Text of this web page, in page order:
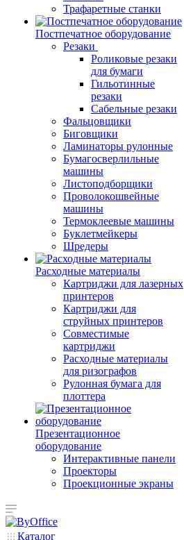
Трафаретные станки
Постпечатное оборудование
Резаки
Роликовые резаки
для бумаги
Гильотинные
резаки
Сабельные резаки
Фальцовщики
Биговщики
Ламинаторы рулонные
Бумагосверлильные
машины
Листоподборщики
Проволокошвейные
машины
Термоклеевые машины
Буклетмейкеры
Шредеры
Расходные материалы
Картриджи для лазерных
принтеров
Картриджи для
струйных принтеров
Совместимые
картриджи
Расходные материалы
для ризографов
Рулонная бумага для
плоттера
Презентационное
оборудование
Интерактивные панели
Проекторы
Проекционные экраны
Каталог